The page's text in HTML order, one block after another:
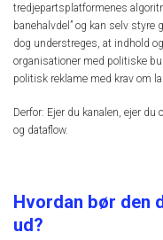
tredjepartsplatformenes
banehalvdel” og kan selv styre
dog understreges, at indhold
organisationer med politiske
politisk reklame med krav om
Derfor: Ejer du kanalen, ejer
og dataflow.
Hvordan bør den
ud?